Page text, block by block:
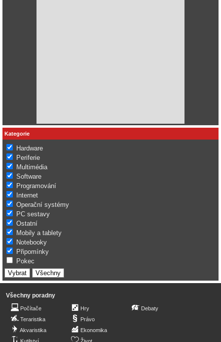
Kategorie
Hardware
Periferie
Multimédia
Software
Programování
Internet
Operační systémy
PC sestavy
Ostatní
Mobily a tablety
Notebooky
Připomínky
Pokec
Všechny poradny
Počítače
Teraristika
Akvaristika
Hry
Právo
Ekonomika
Debaty